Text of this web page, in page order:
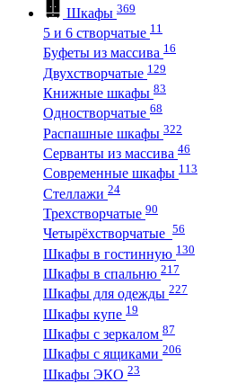
Шкафы 369
5 и 6 створчатые 11
Буфеты из массива 16
Двухстворчатые 129
Книжные шкафы 83
Одностворчатые 68
Распашные шкафы 322
Серванты из массива 46
Современные шкафы 113
Стеллажи 24
Трехстворчатые 90
Четырёхстворчатые 56
Шкафы в гостинную 130
Шкафы в спальню 217
Шкафы для одежды 227
Шкафы купе 19
Шкафы с зеркалом 87
Шкафы с ящиками 206
Шкафы ЭКО 23